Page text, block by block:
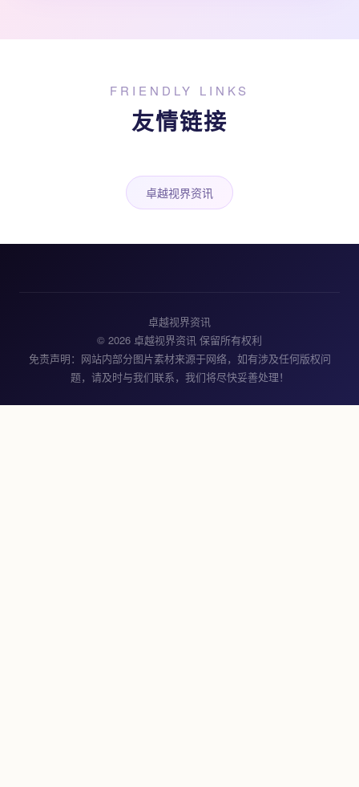
FRIENDLY LINKS
友情链接
卓越视界资讯
卓越视界资讯
© 2026 卓越视界资讯 保留所有权利
免责声明：网站内部分图片素材来源于网络，如有涉及任何版权问
题，请及时与我们联系，我们将尽快妥善处理！